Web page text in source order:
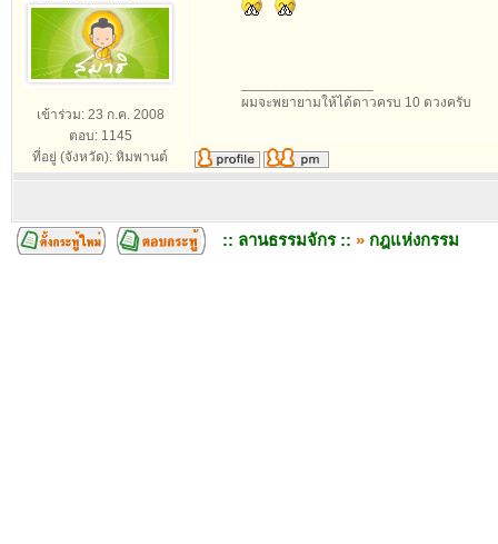
เข้าร่วม: 23 ก.ค. 2008
ตอบ: 1145
ที่อยู่ (จังหวัด): หิมพานต์
ผมจะพยายามให้ได้ดาวครบ 10 ดวงครับ
:: ลานธรรมจักร :: » กฎแห่งกรรม